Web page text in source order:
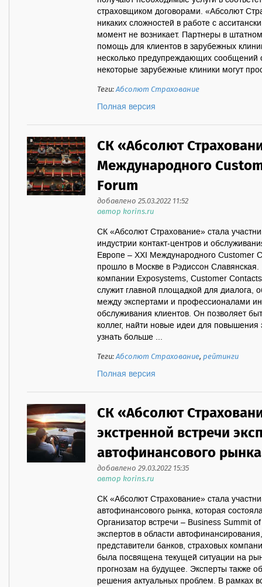
страховщиком договорами. «Абсолют
никаких сложностей в работе с
момент не возникает. Партнеры в
помощь для клиентов в зарубежных
несколько предупреждающих сообщений
некоторые зарубежные клиники могут
Теги:Абсолют Страхование
Полная версия
СК «Абсолют
Международного
Forum
добавлено 25.03.2022 11:52
автор korins.ru
СК «Абсолют Страхование» стала
индустрии контакт-центров и
Европе – XXI Международного Customer
прошло в Москве в Рэдиссон
компании Exposystems, Customer
служит главной площадкой для диалога,
между экспертами и профессионалами
обслуживания клиентов. Он позволяет
коллег, найти новые идеи для
узнать больше ...
Теги:Абсолют Страхование,рейтинги
Полная версия
СК «Абсолют
экстренной встречи
автофинансового рынка
добавлено 29.03.2022 15:35
автор korins.ru
СК «Абсолют Страхование» стала
автофинансового рынка, которая
Организатор встречи – Business Summit
экспертов в области
представители банков, страховых
была посвящена текущей ситуации на
прогнозам на будущее. Эксперты также
решения актуальных проблем. В рамках